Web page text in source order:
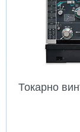
Токарно